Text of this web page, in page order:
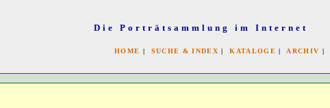
Die Porträtsammlung im Internet
HOME | SUCHE & INDEX |KATALOGE | ARCHIV |